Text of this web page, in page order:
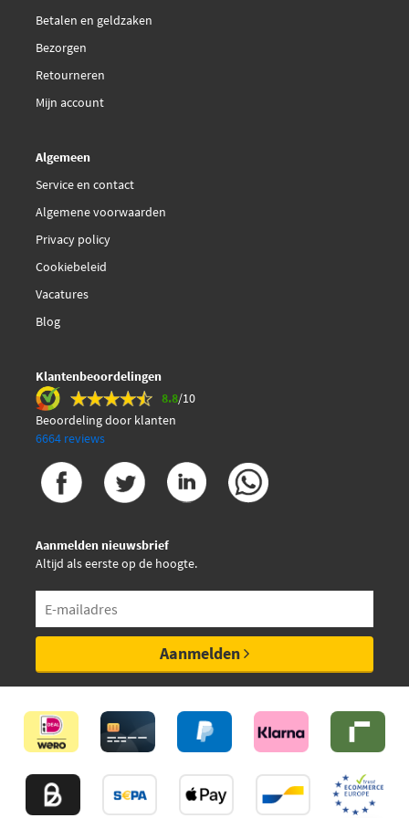
Betalen en geldzaken
Bezorgen
Retourneren
Mijn account
Algemeen
Service en contact
Algemene voorwaarden
Privacy policy
Cookiebeleid
Vacatures
Blog
Klantenbeoordelingen
8.8/10
Beoordeling door klanten
6664 reviews
Aanmelden nieuwsbrief
Altijd als eerste op de hoogte.
Aanmelden